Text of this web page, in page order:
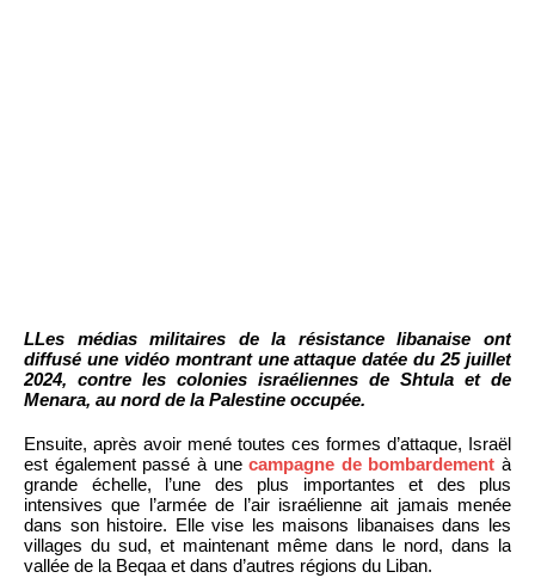
LLes médias militaires de la résistance libanaise ont
diffusé une vidéo montrant une attaque datée du 25 juillet
2024, contre les colonies israéliennes de Shtula et de
Menara, au nord de la Palestine occupée.
Ensuite, après avoir mené toutes ces formes d’attaque, Israël
est également passé à unecampagne de bombardement à
grande échelle, l’une des plus importantes et des plus
intensives que l’armée de l’air israélienne ait jamais menée
dans son histoire. Elle vise les maisons libanaises dans les
villages du sud, et maintenant même dans le nord, dans la
vallée de la Beqaa et dans d’autres régions du Liban.